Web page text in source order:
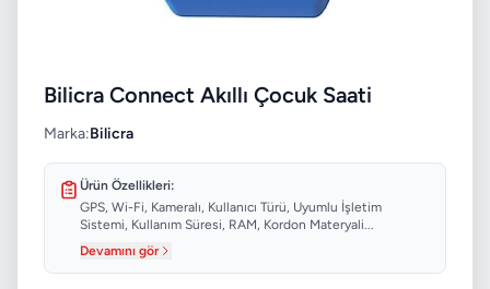
Bilicra Connect Akıllı Çocuk Saati
Marka:Bilicra
Ürün Özellikleri:
GPS, Wi-Fi, Kameralı, Kullanıcı Türü, Uyumlu İşletim
Sistemi, Kullanım Süresi, RAM, Kordon Materyali...
Devamını gör